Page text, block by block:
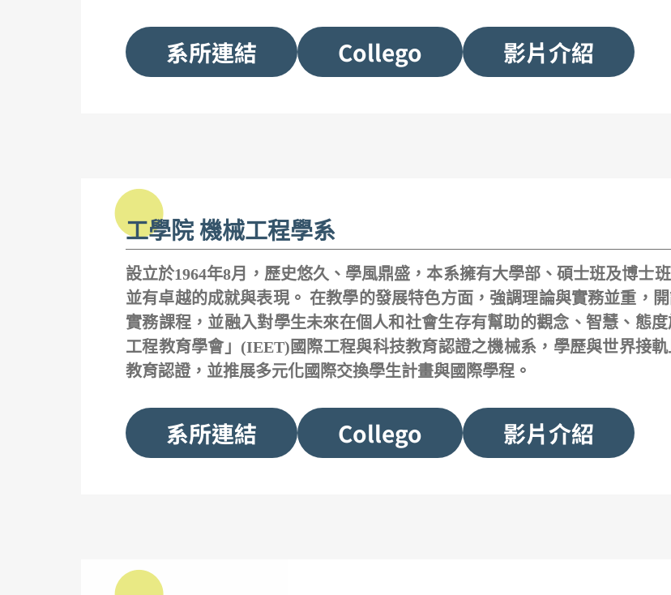
系所連結 Collego 影片介紹
工學院 機械工程學系
設立於1964年8月，歷史悠久、學風鼎盛，本系擁有大學部、碩士班及博士
並有卓越的成就與表現。 在教學的發展特色方面，強調理論與實務並重，
實務課程，並融入對學生未來在個人和社會生存有幫助的觀念、智慧、態
工程教育學會」(IEET)國際工程與科技教育認證之機械系，學歷與世界接
教育認證，並推展多元化國際交換學生計畫與國際學程。
系所連結 Collego 影片介紹